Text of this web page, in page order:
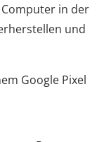
in der
und
Google Pixel